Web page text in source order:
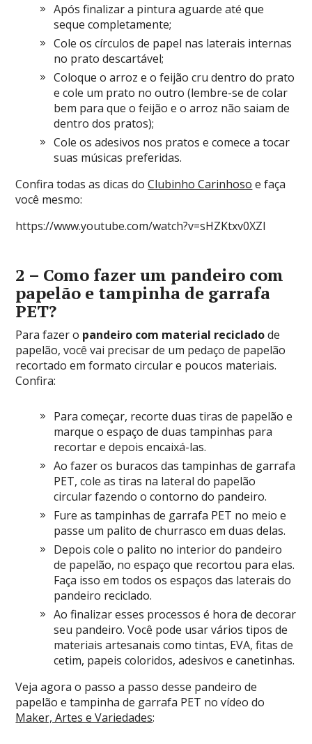
Após finalizar a pintura aguarde até que
seque completamente;
Cole os círculos de papel nas laterais internas
no prato descartável;
Coloque o arroz e o feijão cru dentro do prato
e cole um prato no outro (lembre-se de colar
bem para que o feijão e o arroz não saiam de
dentro dos pratos);
Cole os adesivos nos pratos e comece a tocar
suas músicas preferidas.
Confira todas as dicas doClubinho Carinhoso e faça
você mesmo:
https://www.youtube.com/watch?v=sHZKtxv0XZI
2 – Como fazer um pandeiro com
papelão e tampinha de garrafa
PET?
Para fazer o pandeiro com material recicladode
papelão, você vai precisar de um pedaço de papelão
recortado em formato circular e poucos materiais.
Confira:
Para começar, recorte duas tiras de papelão e
marque o espaço de duas tampinhas para
recortar e depois encaixá-las.
Ao fazer os buracos das tampinhas de garrafa
PET, cole as tiras na lateral do papelão
circular fazendo o contorno do pandeiro.
Fure as tampinhas de garrafa PET no meio e
passe um palito de churrasco em duas delas.
Depois cole o palito no interior do pandeiro
de papelão, no espaço que recortou para elas.
Faça isso em todos os espaços das laterais do
pandeiro reciclado.
Ao finalizar esses processos é hora de decorar
seu pandeiro. Você pode usar vários tipos de
materiais artesanais como tintas, EVA, fitas de
cetim, papeis coloridos, adesivos e canetinhas.
Veja agora o passo a passo desse pandeiro de
papelão e tampinha de garrafa PET no vídeo do
Maker, Artes e Variedades: